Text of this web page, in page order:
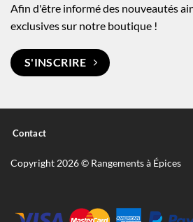
Afin d'être informé des nouveautés
exclusives sur notre boutique !
S'INSCRIRE
Contact
Copyright 2026 © Rangements à Épices